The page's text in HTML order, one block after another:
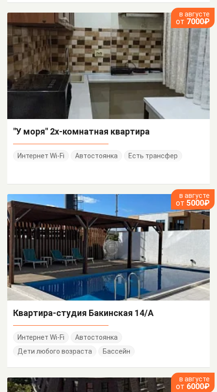
в августе
от 7000₽
"У моря" 2х-комнатная квартира
Интернет Wi-Fi Автостоянка Есть трансфер
в августе
от 5000₽
Квартира-студия Бакинская 14/А
Интернет Wi-Fi
Автостоянка
Дети любого возраста
Бассейн
в августе
от 6000₽